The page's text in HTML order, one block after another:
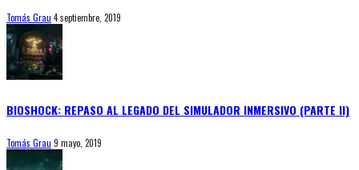
Tomás Grau 4 septiembre, 2019
BIOSHOCK: REPASO AL LEGADO DEL SIMULADOR INMERSIVO (PARTE II)
Tomás Grau 9 mayo, 2019